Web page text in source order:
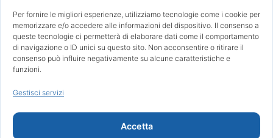
Per fornire le migliori esperienze, utilizziamo tecnologie come i cookie per
memorizzare e/o accedere alle informazioni del dispositivo. Il consenso a
queste tecnologie ci permetterà di elaborare dati come il comportamento
di navigazione o ID unici su questo sito. Non acconsentire o ritirare il
consenso può influire negativamente su alcune caratteristiche e
funzioni.
Gestisci servizi
Accetta
fase di finitura. Australian helical archwire Ref.:
Hauser C, Lay Y, Karamaliki E. Eruption of
impacted canines with an Australian helical
archwire. J Clin Orthod 2000;34:538-41 Prima
parte. Australian helical archwire Ref.: Hauser C,
Lay Y, Karamaliki E. Eruption of impacted canines